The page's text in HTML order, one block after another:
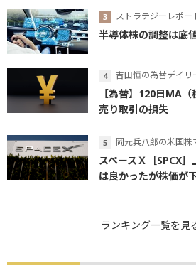
ストラテジーレポー
半導体株の調整は底
吉田恒の為替デイリ
【為替】120日MA
売り取引の損失
岡元兵八郎の米国株
スペースＸ［SPCX
は良かったが株価が
ランキング一覧を見